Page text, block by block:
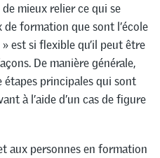
mieux relier ce qui se
formation que sont l’école
est si flexible qu’il peut être
De manière générale,
principales qui sont
à l’aide d’un cas de figure
aux personnes en formation